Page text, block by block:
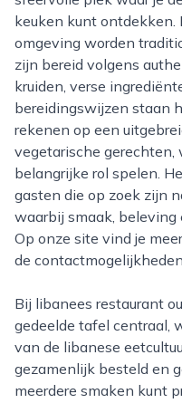
keuken kunt ontdekken.
omgeving worden
zijn bereid volgens
kruiden, verse
bereidingswijzen staan
rekenen op een
vegetarische
belangrijke rol spelen.
gasten die op zoek zijn
waarbij smaak,
Op onze site vind je
de
Bij libanees restaurant oude haven in apeldoorn staat de
gedeelde tafel centraal,
van de libanese
gezamenlijk besteld en
meerdere smaken kunt